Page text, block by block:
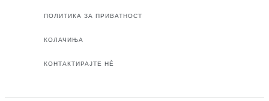
ПОЛИТИКА ЗА ПРИВАТНОСТ
КОЛАЧИЊА
КОНТАКТИРАЈТЕ НЀ